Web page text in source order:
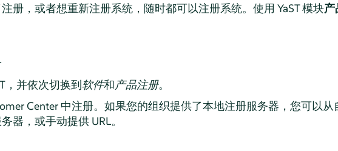
册，或者想重新注册系统，随时都可以注册系统。使用 YaST 模块产
，并依次切换到软件和产品注册。
Center 中注册。如果您的组织提供了本地注册服务器，您可以
器，或手动提供 URL。